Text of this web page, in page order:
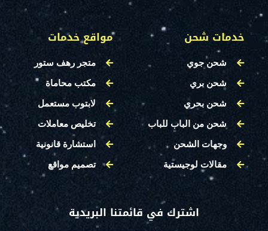
خدمات شحن
شحن جوي
شحن بري
شحن بحري
شحن من الباب للباب
وجهات الشحن
مقالات لوجيستية
مواقع خدمات
متجر رهف ستور
مكتب محاماة
لابتوب مستعمل
تخليص معاملات
استشارة قانونية
تصميم مواقع
اشترك في قائمتنا البريدية